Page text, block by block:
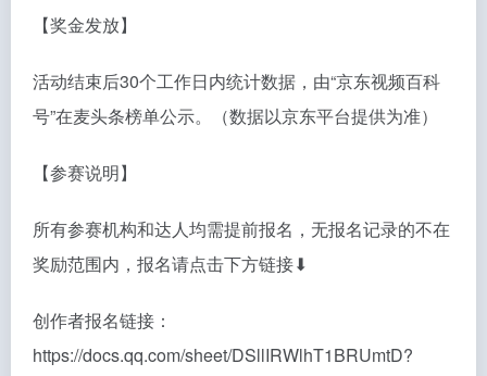
【奖金发放】
活动结束后30个工作日内统计数据，由“京东视频百科
号”在麦头条榜单公示。（数据以京东平台提供为准）
【参赛说明】
所有参赛机构和达人均需提前报名，无报名记录的不在
奖励范围内，报名请点击下方链接⬇︎
创作者报名链接：
https://docs.qq.com/sheet/DSllIRWlhT1BRUmtD?